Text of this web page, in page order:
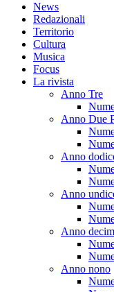
News
Redazionali
Territorio
Cultura
Musica
Focus
La rivista
Anno Tre
Anno Due
Anno
Anno
Anno
Anno nono